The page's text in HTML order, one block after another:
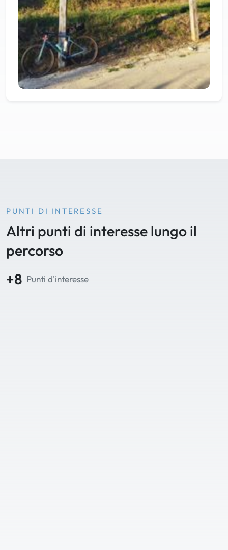
PUNTI DI INTERESSE
Altri punti di interesse lungo il
percorso
+8 Punti d'interesse